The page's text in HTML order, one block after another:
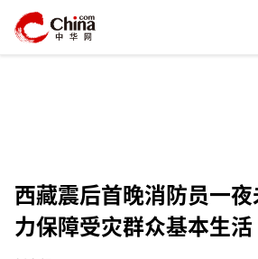
西藏震后首晚消防员一
力保障受灾群众基本生活